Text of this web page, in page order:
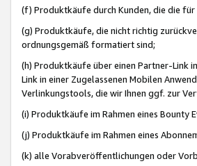
(f) Produktkäufe durch Kunden, die die
(g) Produktkäufe, die nicht richtig
ordnungsgemäß formatiert sind;
(h) Produktkäufe über einen Partner-Link
Link in einer Zugelassenen Mobilen
Verlinkungstools, die wir Ihnen ggf. zur
(i) Produktkäufe im Rahmen eines
(j) Produktkäufe im Rahmen eines
(k) alle Vorabveröffentlichungen oder